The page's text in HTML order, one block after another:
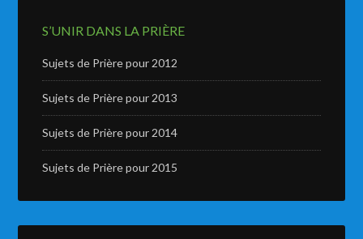
S’UNIR DANS LA PRIÈRE
Sujets de Prière pour 2012
Sujets de Prière pour 2013
Sujets de Prière pour 2014
Sujets de Prière pour 2015